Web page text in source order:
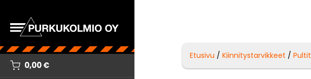
0,00€
Etusivu /Kiinnitystarvikkeet /Pultit